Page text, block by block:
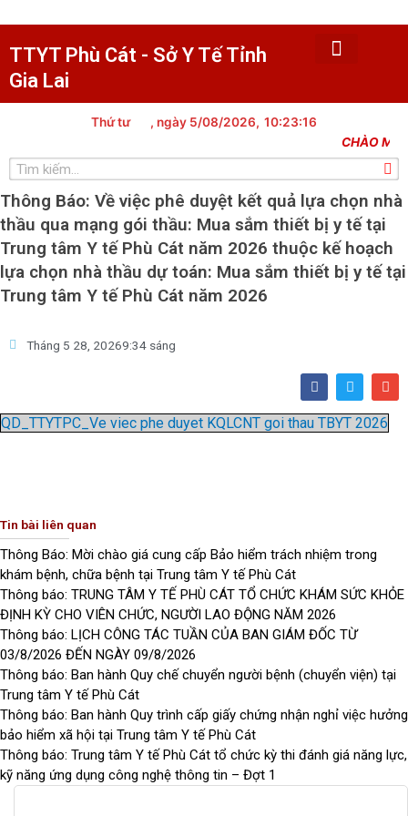
tới
nội
dung
TTYT Phù Cát - Sở Y Tế Tỉnh
Gia Lai
Thứ tư , ngày 5/08/2026, 10:23:17
CHÀO
Tìm
Thông Báo: Về việc phê duyệt kết quả lựa chọn nhà
thầu qua mạng gói thầu: Mua sắm thiết bị y tế tại
Trung tâm Y tế Phù Cát năm 2026 thuộc kế hoạch
lựa chọn nhà thầu dự toán: Mua sắm thiết bị y tế tại
Trung tâm Y tế Phù Cát năm 2026
Tháng 5 28, 20269:34 sáng
F
a
c
e
b
T
w
i
t
t
E
n
v
e
l
QD_TTYTPC_Ve viec phe duyet KQLCNT goi thau TBYT 2026
Tin bài liên quan
Thông Báo: Mời chào giá cung cấp Bảo hiểm trách nhiệm trong
khám bệnh, chữa bệnh tại Trung tâm Y tế Phù Cát
Thông báo: TRUNG TÂM Y TẾ PHÙ CÁT TỔ CHỨC KHÁM SỨC KHỎE
ĐỊNH KỲ CHO VIÊN CHỨC, NGƯỜI LAO ĐỘNG NĂM 2026
Thông báo: LỊCH CÔNG TÁC TUẦN CỦA BAN GIÁM ĐỐC TỪ
03/8/2026 ĐẾN NGÀY 09/8/2026
Thông báo: Ban hành Quy chế chuyển người bệnh (chuyển viện) tại
Trung tâm Y tế Phù Cát
Thông báo: Ban hành Quy trình cấp giấy chứng nhận nghỉ việc hưởng
bảo hiểm xã hội tại Trung tâm Y tế Phù Cát
Thông báo: Trung tâm Y tế Phù Cát tổ chức kỳ thi đánh giá năng lực,
kỹ năng ứng dụng công nghệ thông tin – Đợt 1